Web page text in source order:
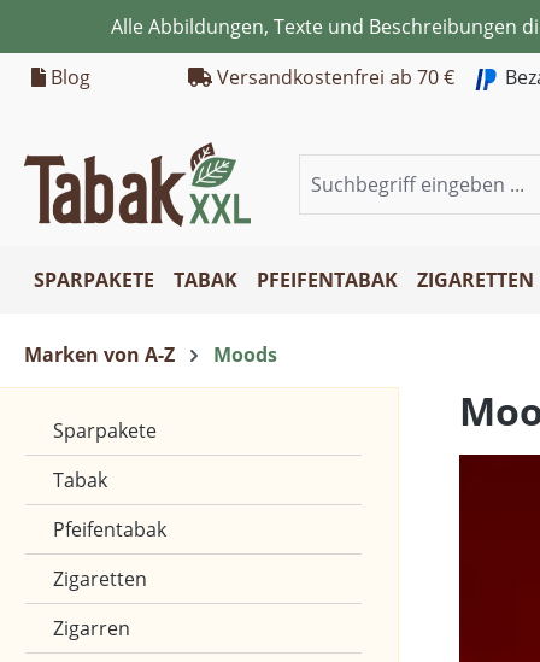
Hauptinhalt springen
Zur Suche springen
Zur Hauptnavigation springen
Alle Abbildungen, Texte und Beschreibungen
Blog
Versandkostenfrei ab 70 €
SPARPAKETE TABAK PFEIFENTABAK ZIGARETTEN
Marken von A-Z Moods
Sparpakete
Tabak
Pfeifentabak
Zigaretten
Zigarren